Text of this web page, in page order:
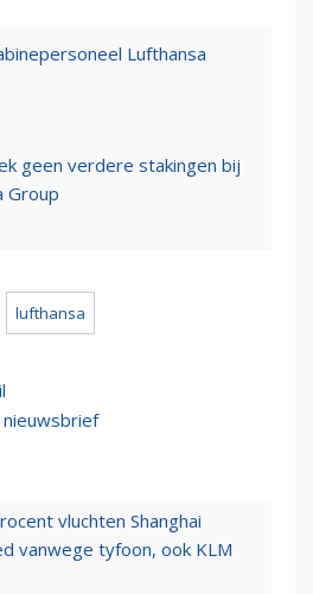
Lufthansa
geen verdere stakingen bij
Group
lufthansa
vluchten Shanghai
vanwege tyfoon, ook KLM